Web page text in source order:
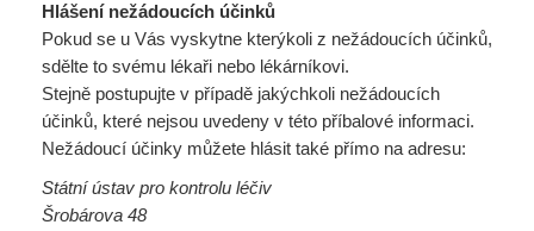
Hlášení nežádoucích účinků
Pokud se u Vás vyskytne kterýkoli z nežádoucích účinků,
sdělte to svému lékaři nebo lékárníkovi.
Stejně postupujte v případě jakýchkoli nežádoucích
účinků, které nejsou uvedeny v této příbalové informaci.
Nežádoucí účinky můžete hlásit také přímo na adresu:
Státní ústav pro kontrolu léčiv
Šrobárova 48